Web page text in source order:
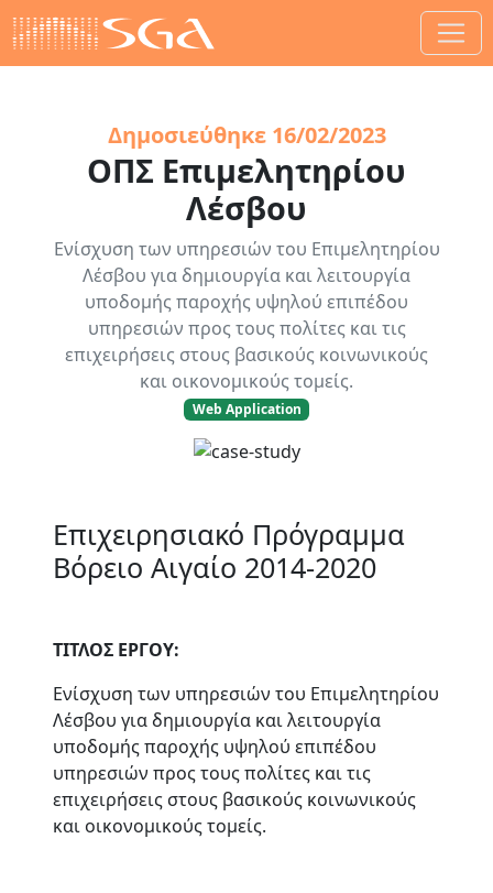
Δημοσιεύθηκε16/02/2023
ΟΠΣ Επιμελητηρίου
Λέσβου
Ενίσχυση των υπηρεσιών του Επιμελητηρίου
Λέσβου για δημιουργία και λειτουργία
υποδομής παροχής υψηλού επιπέδου
υπηρεσιών προς τους πολίτες και τις
επιχειρήσεις στους βασικούς κοινωνικούς
και οικονομικούς τομείς.
Web Application
Επιχειρησιακό Πρόγραμμα
Βόρειο Αιγαίο 2014-2020
ΤΙΤΛΟΣ ΕΡΓΟΥ:
Ενίσχυση των υπηρεσιών του Επιμελητηρίου
Λέσβου για δημιουργία και λειτουργία
υποδομής παροχής υψηλού επιπέδου
υπηρεσιών προς τους πολίτες και τις
επιχειρήσεις στους βασικούς κοινωνικούς
και οικονομικούς τομείς.